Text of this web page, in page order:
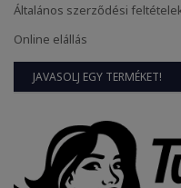
Általános szerződési
Online elállás
JAVASOLJ EGY TERMÉKET!